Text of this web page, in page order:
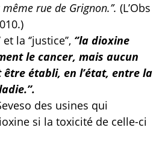
rue de Grignon.’’. (L’Obs
la ‘’justice’’, ‘’la dioxine
le cancer, mais aucun
établi, en l’état, entre la
des usines qui
si la toxicité de celle-ci